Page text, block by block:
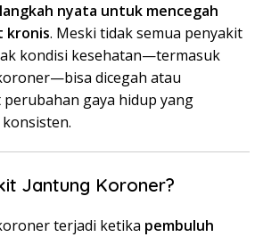
langkah nyata untuk mencegah
kronis. Meski tidak semua penyakit
kondisi kesehatan—termasuk
dicegah atau
gaya hidup yang
Jantung Koroner?
terjadi ketika pembuluh